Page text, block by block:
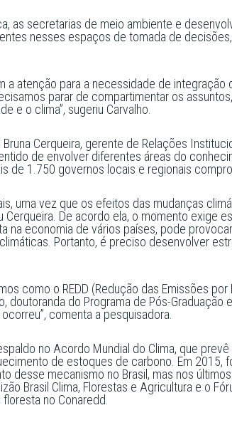
as secretarias de meio ambiente e
nesses espaços de tomada de
a atenção para a necessidade de
parar de compartimentar os
e o clima”, sugeriu Carvalho.
Cerqueira, gerente de Relações
de envolver diferentes áreas do
de 1.750 governos locais e regionais
uma vez que os efeitos das mudanças
De acordo ela, o momento exige
na economia de vários países, pode
Portanto, é preciso desenvolver
como o REDD (Redução das Emissões
do Programa de Pós-Graduação
comenta a pesquisadora.
no Acordo Mundial do Clima, que
de estoques de carbono. Em 2015,
desse mecanismo no Brasil, mas nos
Brasil Clima, Florestas e Agricultura e o
no Conaredd.